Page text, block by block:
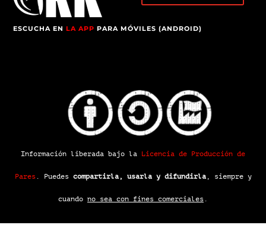
ESCUCHA ENLA APP PARA MÓVILES (ANDROID)
Información liberada bajo la Licencia de Producción de
Pares. Puedes compartirla, usarla y difundirla, siempre y
cuando no sea con fines comerciales